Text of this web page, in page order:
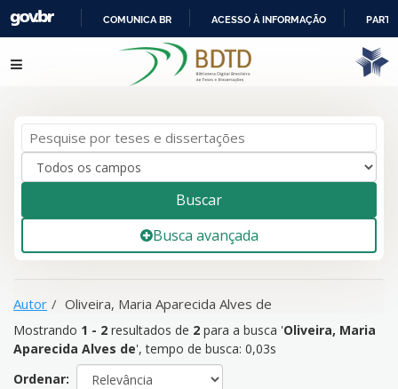
IR
PARA
COMUNICA BR ACESSO À INFORMAÇÃO
resultados de 2para a busca '
Oliveira, Maria
Aparecida Alves de
Pular para o conteúdo
Buscar
Busca avançada
Autor Oliveira, Maria Aparecida Alves de
Mostrando 1 - 2 resultados de 2 para a busca 'Oliveira, Maria
Aparecida Alves de', tempo de busca: 0,03s
Ordenar: